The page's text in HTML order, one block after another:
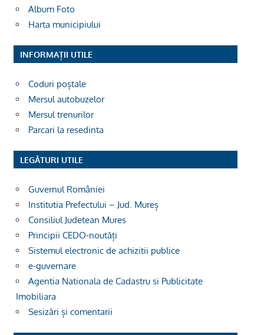
Album Foto
Harta municipiului
INFORMAȚII UTILE
Coduri poștale
Mersul autobuzelor
Mersul trenurilor
Parcari la resedinta
LEGĂTURI UTILE
Guvernul României
Institutia Prefectului – Jud. Mureș
Consiliul Judetean Mures
Principii CEDO-noutăți
Sistemul electronic de achizitii publice
e-guvernare
Agentia Nationala de Cadastru si Publicitate
Imobiliara
Sesizări și comentarii